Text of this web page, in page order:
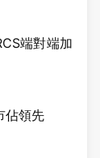
端對端加
佔領先